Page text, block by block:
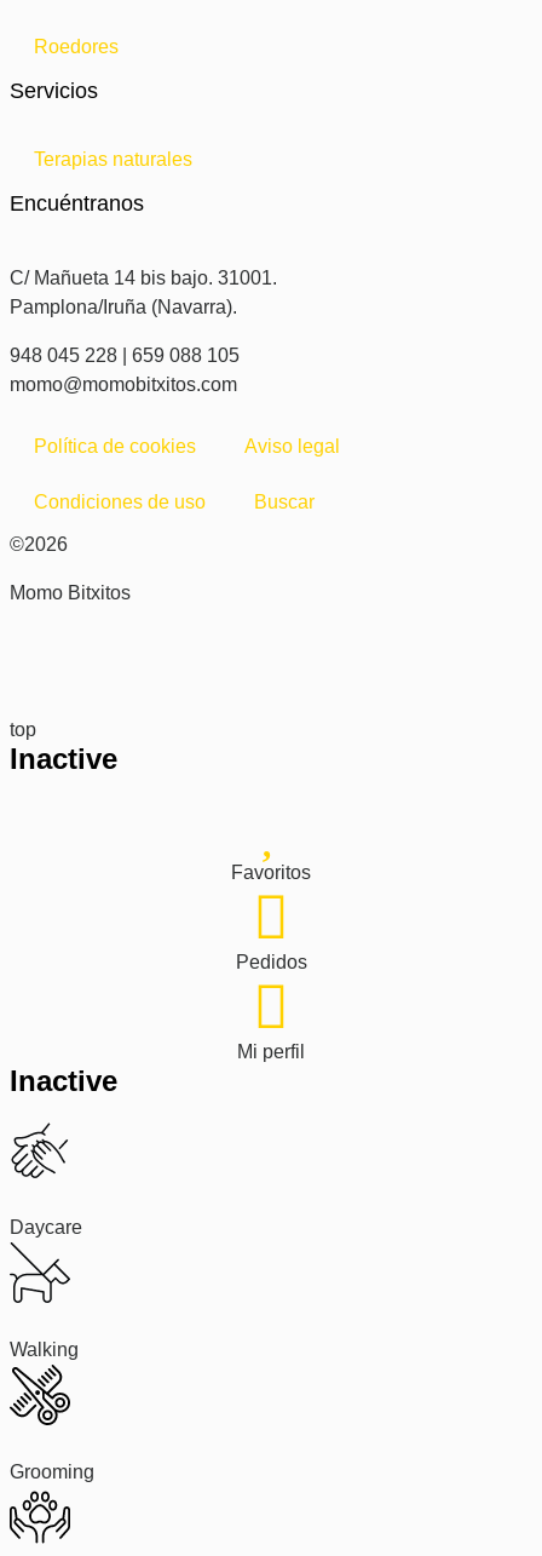
Roedores
Servicios
Terapias naturales
Encuéntranos
C/ Mañueta 14 bis bajo. 31001.
Pamplona/Iruña (Navarra).
948 045 228 | 659 088 105
momo@momobitxitos.com
Política de cookies Aviso legal
Condiciones de uso Buscar
©2026
Momo Bitxitos
top
Inactive
Favoritos
Pedidos
Mi perfil
Inactive
Daycare
Walking
Grooming